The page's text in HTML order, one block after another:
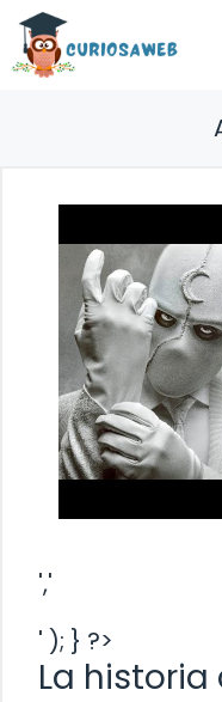
Saltar
contenido
','
' ); } ?>
La historia